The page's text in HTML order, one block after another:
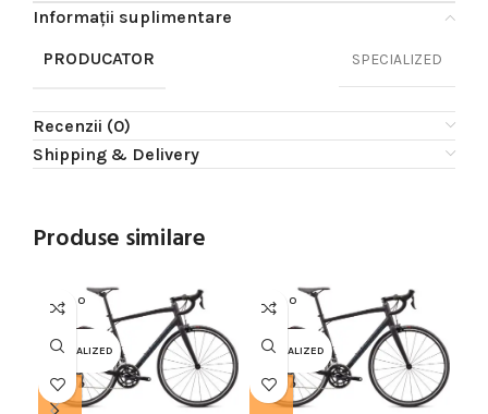
Informații suplimentare
PRODUCATOR
SPECIALIZED
Recenzii (0)
Shipping & Delivery
Produse similare
SOLD O
UT
SPECIALIZED
SOLD O
UT
SPECIALIZED